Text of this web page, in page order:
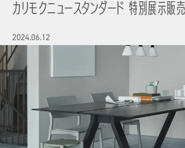
カリモクニュースタンダード 特別展示販売
2024.06.12